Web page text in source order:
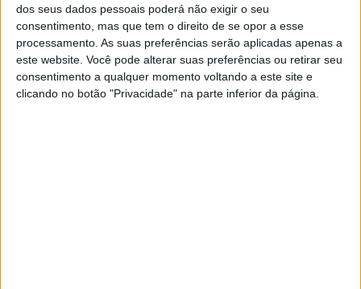
dos seus dados pessoais poderá não exigir o seu
consentimento, mas que tem o direito de se opor a esse
processamento. As suas preferências serão aplicadas apenas a
este website. Você pode alterar suas preferências ou retirar seu
consentimento a qualquer momento voltando a este site e
clicando no botão "Privacidade" na parte inferior da página.
num total de 80.028 Km, com 33 pilotos a alinhar na
grelha.
Artigos relacionados